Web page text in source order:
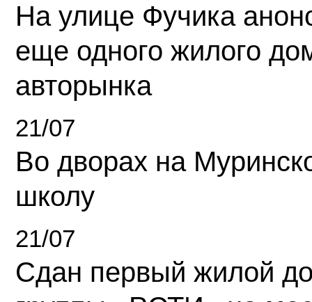
На улице Фучика
еще одного жилого
авторынка
21/07
Во дворах на
школу
21/07
Сдан первый жилой